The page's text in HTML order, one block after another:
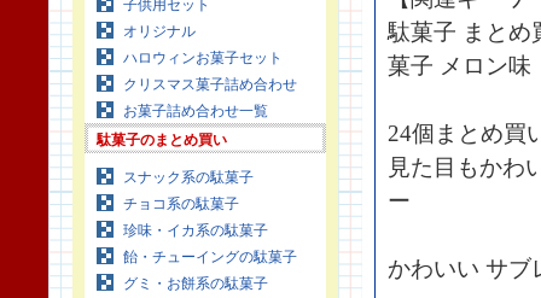
子供用セット
オリジナル
ハロウィンお菓子セット
クリスマス菓子詰め合わせ
お菓子詰め合わせ一覧
駄菓子のまとめ買い
スナック系の駄菓子
チョコ系の駄菓子
珍味・イカ系の駄菓子
飴・チューイングの駄菓子
グミ・お餅系の駄菓子
駄菓子 まとめ
菓子 メロン味
24個まとめ買
見た目もかわ
ー
かわいい サブ